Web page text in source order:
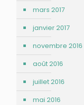
mars 2017
janvier 2017
novembre 2016
août 2016
juillet 2016
mai 2016